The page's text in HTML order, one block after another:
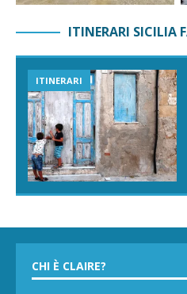
ITINERARI SICILIA
ITINERARI
CHI È CLAIRE?